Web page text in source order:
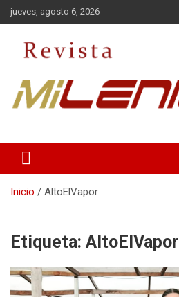
Saltar
al
jueves, agosto 6, 2026
Inicio AltoElVapor
Etiqueta: AltoElVapor